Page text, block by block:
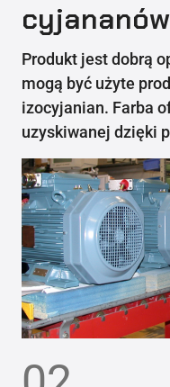
cyjananów
Produkt jest dobrą
mogą być użyte
izocyjanian. Farba
uzyskiwanej dzięki